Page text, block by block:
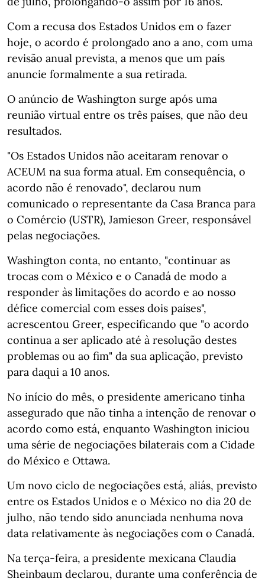
Com a recusa dos Estados Unidos em o fazer
hoje, o acordo é prolongado ano a ano, com uma
revisão anual prevista, a menos que um país
anuncie formalmente a sua retirada.
O anúncio de Washington surge após uma
reunião virtual entre os três países, que não deu
resultados.
"Os Estados Unidos não aceitaram renovar o
ACEUM na sua forma atual. Em consequência, o
acordo não é renovado", declarou num
comunicado o representante da Casa Branca para
o Comércio (USTR), Jamieson Greer, responsável
pelas negociações.
Washington conta, no entanto, "continuar as
trocas com o México e o Canadá de modo a
responder às limitações do acordo e ao nosso
défice comercial com esses dois países",
acrescentou Greer, especificando que "o acordo
continua a ser aplicado até à resolução destes
problemas ou ao fim" da sua aplicação, previsto
para daqui a 10 anos.
No início do mês, o presidente americano tinha
assegurado que não tinha a intenção de renovar o
acordo como está, enquanto Washington iniciou
uma série de negociações bilaterais com a Cidade
do México e Ottawa.
Um novo ciclo de negociações está, aliás, previsto
entre os Estados Unidos e o México no dia 20 de
julho, não tendo sido anunciada nenhuma nova
data relativamente às negociações com o Canadá.
Na terça-feira, a presidente mexicana Claudia
Sheinbaum declarou, durante uma conferência de